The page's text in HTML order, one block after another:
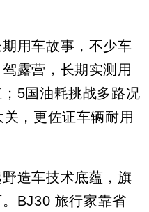
用车故事，不少车
露营，长期实测用
5国油耗挑战多路况
，更佐证车辆耐用
造车技术底蕴，旗
BJ30 旅行家靠省